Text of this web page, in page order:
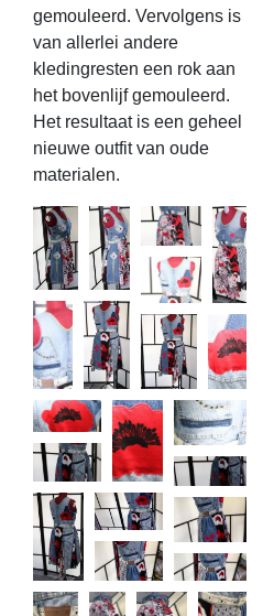
gemouleerd. Vervolgens is
van allerlei andere
kledingresten een rok aan
het bovenlijf gemouleerd.
Het resultaat is een geheel
nieuwe outfit van oude
materialen.